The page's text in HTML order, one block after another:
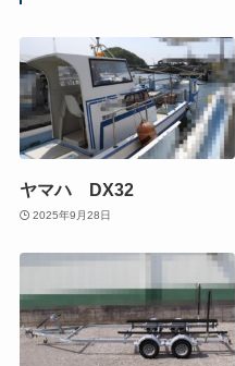
ヤマハ DX32
2025年9月28日